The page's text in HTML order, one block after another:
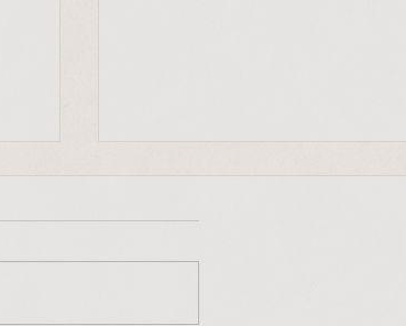
"Jeder Mensch ist ein einmaliger